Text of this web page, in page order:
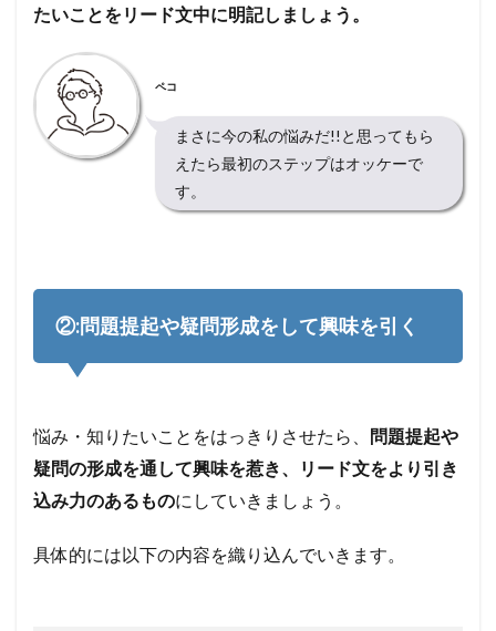
たいことをリード文中に明記しましょう。
ペコ
まさに今の私の悩みだ!!と思ってもら
えたら最初のステップはオッケーで
す。
②:問題提起や疑問形成をして興味を引く
悩み・知りたいことをはっきりさせたら、 問題提起や
疑問の形成を通して興味を惹き、リード文をより引き
込み力のあるものにしていきましょう。
具体的には以下の内容を織り込んでいきます。